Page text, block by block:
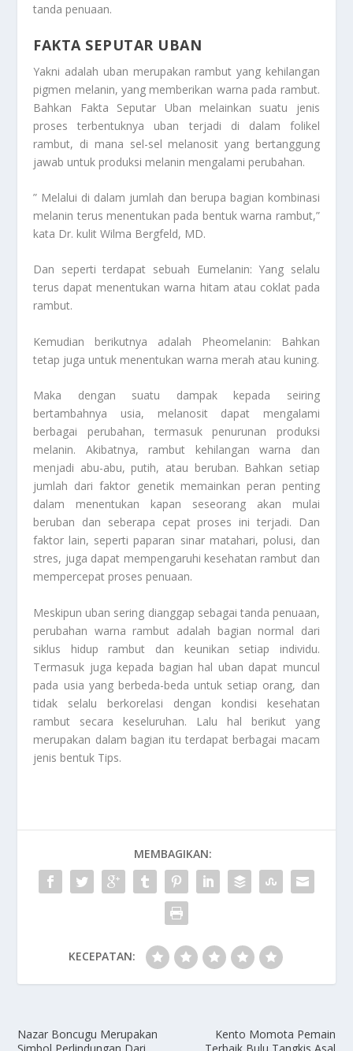
tanda penuaan.
FAKTA SEPUTAR UBAN
Yakni adalah uban merupakan rambut yang kehilangan
pigmen melanin, yang memberikan warna pada rambut.
Bahkan
Fakta Seputar Uban melainkan suatu jenis
proses terbentuknya uban terjadi di dalam folikel
rambut, di mana sel-sel melanosit yang bertanggung
jawab untuk produksi melanin mengalami perubahan.
” Melalui di dalam jumlah dan berupa bagian kombinasi
melanin terus menentukan pada bentuk warna rambut,”
kata Dr. kulit Wilma Bergfeld, MD.
Dan seperti terdapat sebuah Eumelanin: Yang selalu
terus dapat menentukan warna hitam atau coklat pada
rambut.
Kemudian berikutnya adalah Pheomelanin: Bahkan
tetap juga untuk menentukan warna merah atau kuning.
Maka dengan suatu dampak kepada seiring
bertambahnya usia, melanosit dapat mengalami
berbagai perubahan, termasuk penurunan produksi
melanin. Akibatnya, rambut kehilangan warna dan
menjadi abu-abu, putih, atau beruban. Bahkan setiap
jumlah dari faktor genetik memainkan peran penting
dalam menentukan kapan seseorang akan mulai
beruban dan seberapa cepat proses ini terjadi. Dan
faktor lain, seperti paparan sinar matahari, polusi, dan
stres, juga dapat mempengaruhi kesehatan rambut dan
mempercepat proses penuaan.
Meskipun uban sering dianggap sebagai tanda penuaan,
perubahan warna rambut adalah bagian normal dari
siklus hidup rambut dan keunikan setiap individu.
Termasuk juga kepada bagian hal uban dapat muncul
pada usia yang berbeda-beda untuk setiap orang, dan
tidak selalu berkorelasi dengan kondisi kesehatan
rambut secara keseluruhan. Lalu hal berikut yang
merupakan dalam bagian itu terdapat berbagai macam
jenis bentuk Tips.
MEMBAGIKAN:
KECEPATAN:
Nazar Boncugu Merupakan
Simbol Perlindungan Dari
Kento Momota Pemain
Terbaik Bulu Tangkis Asal